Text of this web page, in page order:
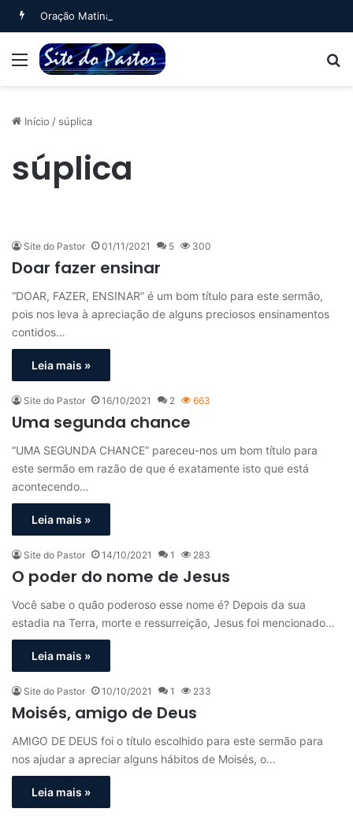
Oração Matinal (Salmo 5)
Menu
Início / súplica
súplica
Site do Pastor 01/11/2021 5 300
Doar fazer ensinar
“DOAR, FAZER, ENSINAR” é um bom título para este sermão,
pois nos leva à apreciação de alguns preciosos ensinamentos
contidos…
Leia mais »
Site do Pastor 16/10/2021 2 663
Uma segunda chance
“UMA SEGUNDA CHANCE” pareceu-nos um bom título para
este sermão em razão de que é exatamente isto que está
acontecendo…
Leia mais »
Site do Pastor 14/10/2021 1 283
O poder do nome de Jesus
Você sabe o quão poderoso esse nome é? Depois da sua
estadia na Terra, morte e ressurreição, Jesus foi mencionado…
Leia mais »
Site do Pastor 10/10/2021 1 233
Moisés, amigo de Deus
AMIGO DE DEUS foi o título escolhido para este sermão para
nos ajudar a apreciar alguns hábitos de Moisés, o…
Leia mais »